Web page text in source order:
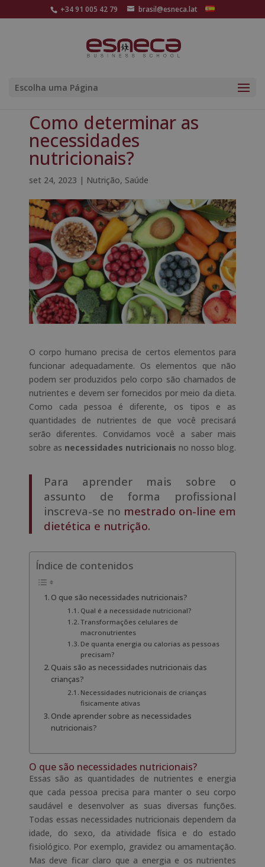
+34 91 005 42 79 brasil@esneca.lat
Escolha uma Página
Como determinar as
necessidades
nutricionais?
set 24, 2023 | Nutrição, Saúde
O corpo humano precisa de certos elementos para
funcionar adequadamente. Os elementos que não
podem ser produzidos pelo corpo são chamados de
nutrientes e devem ser fornecidos por meio da dieta.
Como cada pessoa é diferente, os tipos e as
quantidades de nutrientes de que você precisará
serão diferentes. Convidamos você a saber mais
sobre as necessidades nutricionais no nosso blog.
Para aprender mais sobre o
assunto de forma profissional
inscreva-se no mestrado on-line em
dietética e nutrição.
Índice de contenidos
O que são necessidades nutricionais?
Qual é a necessidade nutricional?
Transformações celulares de
macronutrientes
De quanta energia ou calorias as pessoas
precisam?
Quais são as necessidades nutricionais das
crianças?
Necessidades nutricionais de crianças
fisicamente ativas
Onde aprender sobre as necessidades
nutricionais?
O que são necessidades nutricionais?
Essas são as quantidades de nutrientes e energia
que cada pessoa precisa para manter o seu corpo
saudável e desenvolver as suas diversas funções.
Todas essas necessidades nutricionais dependem da
idade, do sexo, da atividade física e do estado
fisiológico. Por exemplo, gravidez ou amamentação.
Mas deve ficar claro que a energia e os nutrientes